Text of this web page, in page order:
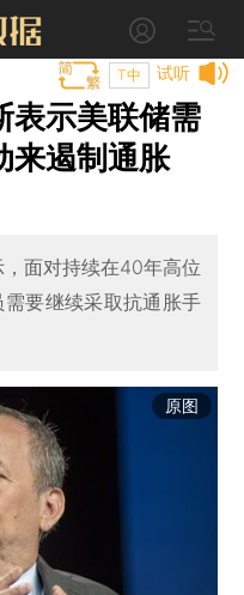
试听
T中
表示美联储需
来遏制通胀
，面对持续在40年高位
要继续采取抗通胀手
原图